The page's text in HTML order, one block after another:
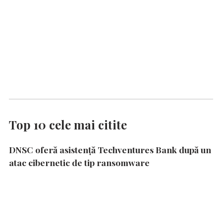
Top 10 cele mai citite
DNSC oferă asistență Techventures Bank după un
atac cibernetic de tip ransomware